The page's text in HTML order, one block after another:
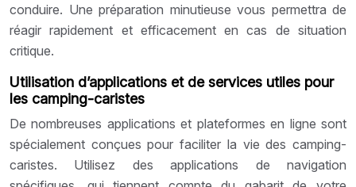
conduire. Une préparation minutieuse vous permettra de
réagir rapidement et efficacement en cas de situation
critique.
Utilisation d’applications et de services utiles pour
les camping-caristes
De nombreuses applications et plateformes en ligne sont
spécialement conçues pour faciliter la vie des camping-
caristes. Utilisez des applications de navigation